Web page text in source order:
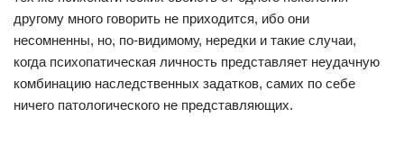
другому много говорить не приходится, ибо они
несомненны, но, по-видимому, нередки и такие случаи,
когда психопатическая личность представляет неудачную
комбинацию наследственных задатков, самих по себе
ничего патологического не представляющих.